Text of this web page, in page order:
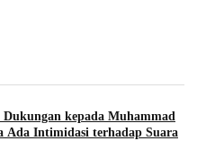
Dukungan kepada Muhammad
Ada Intimidasi terhadap Suara